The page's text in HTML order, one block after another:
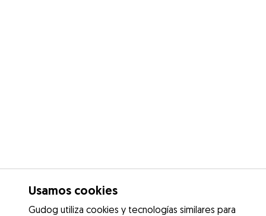
Usamos cookies
Gudog utiliza cookies y tecnologías similares para